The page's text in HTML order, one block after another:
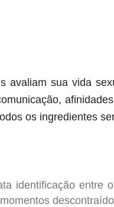
avaliam sua vida
os ingredientes
identificação entre